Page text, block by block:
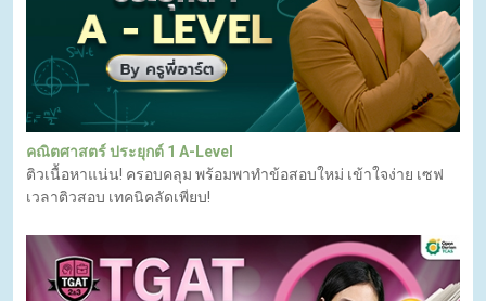
คณิตศาสตร์ ประยุกต์ 1 A-Level
ติวเนื้อหาแน่น! ครอบคลุม พร้อมพาทำข้อสอบใหม่ เข้าใจง่าย เซฟ
เวลาติวสอบ เทคนิคลัดเพียบ!